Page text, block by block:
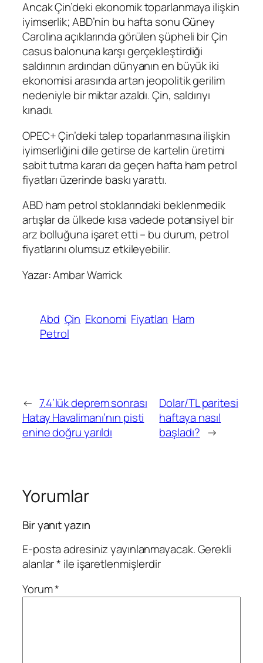
Ancak Çin’deki ekonomik toparlanmaya ilişkin
iyimserlik; ABD’nin bu hafta sonu Güney
Carolina açıklarında görülen şüpheli bir Çin
casus balonuna karşı gerçekleştirdiği
saldırının ardından dünyanın en büyük iki
ekonomisi arasında artan jeopolitik gerilim
nedeniyle bir miktar azaldı. Çin, saldırıyı
kınadı.
OPEC+Çin’deki talep toparlanmasına ilişkin
iyimserliğini dile getirse de kartelin üretimi
sabit tutma kararı da geçen hafta ham petrol
fiyatları üzerinde baskı yarattı.
ABD ham petrol stoklarındaki beklenmedik
artışlar da ülkede kısa vadede potansiyel bir
arz bolluğuna işaret etti – bu durum, petrol
fiyatlarını olumsuz etkileyebilir.
Yazar: Ambar Warrick
Abd Çin Ekonomi Fiyatları Ham
Petrol
← 7.4’lük deprem sonrası
Hatay Havalimanı’nın pisti
enine doğru yarıldı
Dolar/TL paritesi
haftaya nasıl
başladı? →
Yorumlar
Bir yanıt yazın
E-posta adresiniz yayınlanmayacak.Gerekli
alanlar* ile işaretlenmişlerdir
Yorum*